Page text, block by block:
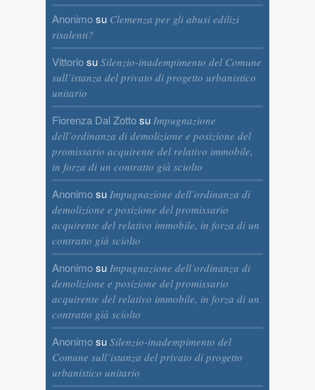
Anonimosu Clemenza per gli abusi edilizi
risalenti?
Vittoriosu Silenzio-inadempimento del Comune
sull’istanza del privato di progetto urbanistico
unitario
Fiorenza Dal Zottosu Impugnazione
dell’ordinanza di demolizione e posizione del
promissario acquirente del relativo immobile,
in forza di un contratto già sciolto
Anonimosu Impugnazione dell’ordinanza di
demolizione e posizione del promissario
acquirente del relativo immobile, in forza di un
contratto già sciolto
Anonimosu Impugnazione dell’ordinanza di
demolizione e posizione del promissario
acquirente del relativo immobile, in forza di un
contratto già sciolto
Anonimosu Silenzio-inadempimento del
Comune sull’istanza del privato di progetto
urbanistico unitario